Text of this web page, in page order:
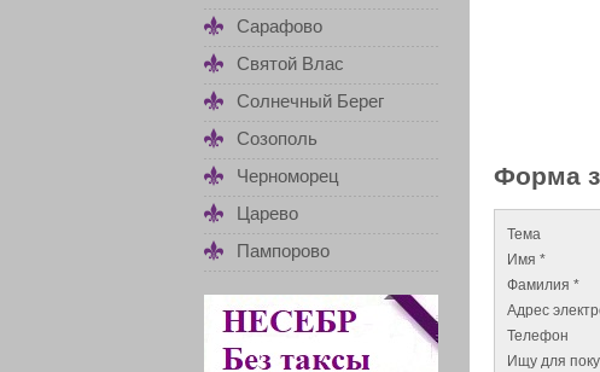
Сарафово
Святой Влас
Солнечный Берег
Созополь
Черноморец
Царево
Пампорово
Форма
Тема
Имя *
Фамилия *
Адрес
Телефон
Ищу для